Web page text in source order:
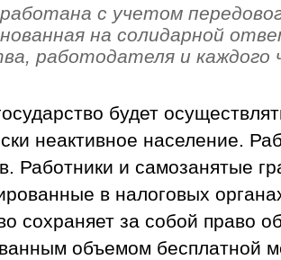
с учетом
на солидарной
работодателя и каждого
будет
неактивное население.
Работники и самозанятые
в налоговых
сохраняет за собой право
объемом бесплатной